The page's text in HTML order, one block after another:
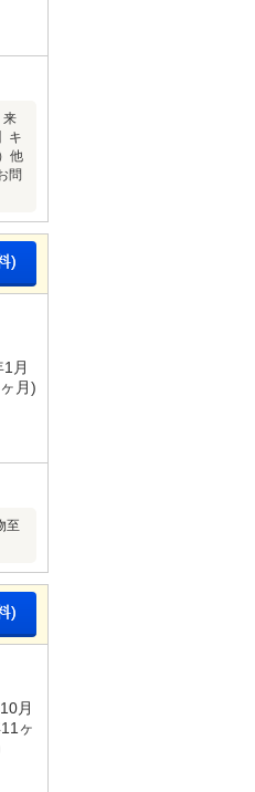
来
キ
他
問
)
月
月)
至
)
月
ヶ